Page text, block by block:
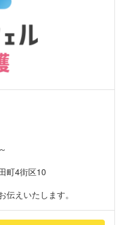
町4街区10
伝えいたします。